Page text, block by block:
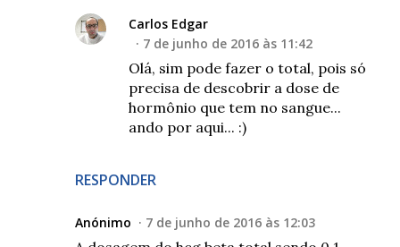
RESPONDER
Carlos Edgar
7 de junho de 2016 às 11:42
Olá, sim pode fazer o total, pois só
precisa de descobrir a dose de
hormônio que tem no sangue...
ando por aqui... :)
Anónimo 7 de junho de 2016 às 12:03